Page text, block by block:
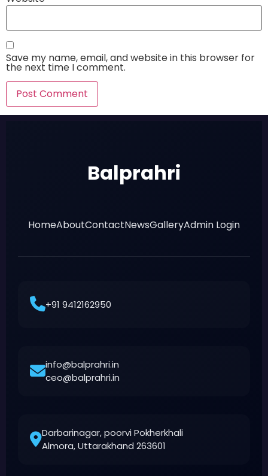
Save my name, email, and website in this browser for
the next time I comment.
Balprahri
HomeAboutContactNewsGalleryAdmin Login
+91 9412162950
info@balprahri.in
ceo@balprahri.in
Darbarinagar, poorvi Pokherkhali
Almora, Uttarakhand 263601